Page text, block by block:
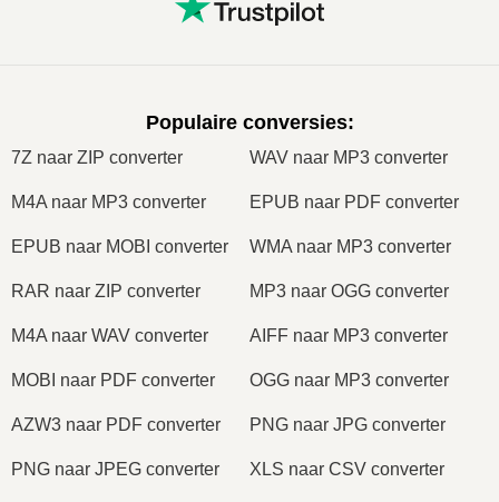
Populaire conversies:
7Z naar ZIP converter WAV naar MP3 converter
M4A naar MP3 converter EPUB naar PDF converter
EPUB naar MOBI converter WMA naar MP3 converter
RAR naar ZIP converter MP3 naar OGG converter
M4A naar WAV converter AIFF naar MP3 converter
MOBI naar PDF converter OGG naar MP3 converter
AZW3 naar PDF converter PNG naar JPG converter
PNG naar JPEG converter XLS naar CSV converter